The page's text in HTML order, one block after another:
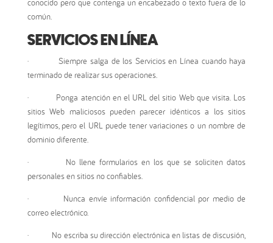
conocido pero que contenga un encabezado o texto fuera de lo
común.
SERVICIOS EN LÍNEA
·Siempre salga de los Servicios en Línea cuando haya
terminado de realizar sus operaciones.
· Ponga atención en el URL del sitio Web que visita. Los
sitios Web maliciosos pueden parecer idénticos a los sitios
legítimos, pero el URL puede tener variaciones o un nombre de
dominio diferente.
· No llene formularios en los que se soliciten datos
personales en sitios no confiables.
· Nunca envíe información confidencial por medio de
correo electrónico.
· No escriba su dirección electrónica en listas de discusión,